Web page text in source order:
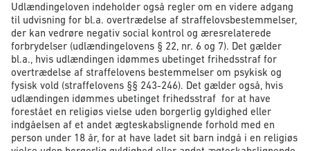
Udlændingeloven indeholder også regler om en videre adgang
til udvisning for bl.a. overtrædelse af straffelovsbestemmelser,
der kan vedrøre negativ social kontrol og æresrelaterede
forbrydelser (udlændingelovens § 22, nr. 6 og 7). Det gælder
bl.a., hvis udlændingen idømmes ubetinget frihedsstraf for
overtrædelse af straffelovens bestemmelser om psykisk og
fysisk vold (straffelovens §§ 243-246). Det gælder også, hvis
udlændingen idømmes ubetinget frihedsstraf for at have
forestået en religiøs vielse uden borgerlig gyldighed eller
indgåelsen af et andet ægteskabslignende forhold med en
person under 18 år, for at have ladet sit barn indgå i en religiøs